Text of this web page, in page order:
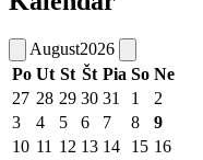
August2026
Po Ut St Št Pia So Ne
27 28 29 30 31 1
2
3
4 5 6 7 8
9
10 11 12 13 14 15 16